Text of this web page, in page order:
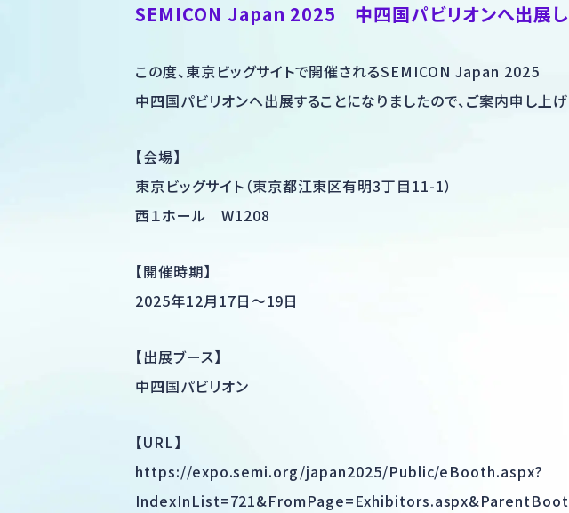
SEMICON Japan 2025 中四国パビリオンへ出展し
この度、東京ビッグサイトで開催されるSEMICON Japan 2025
中四国パビリオンへ出展することになりましたので、ご案内申し上げ
【会場】
東京ビッグサイト（東京都江東区有明3丁目11-1）
西１ホール W1208
【開催時期】
2025年12月17日～19日
【出展ブース】
中四国パビリオン
【URL】
https://expo.semi.org/japan2025/Public/eBooth.aspx?